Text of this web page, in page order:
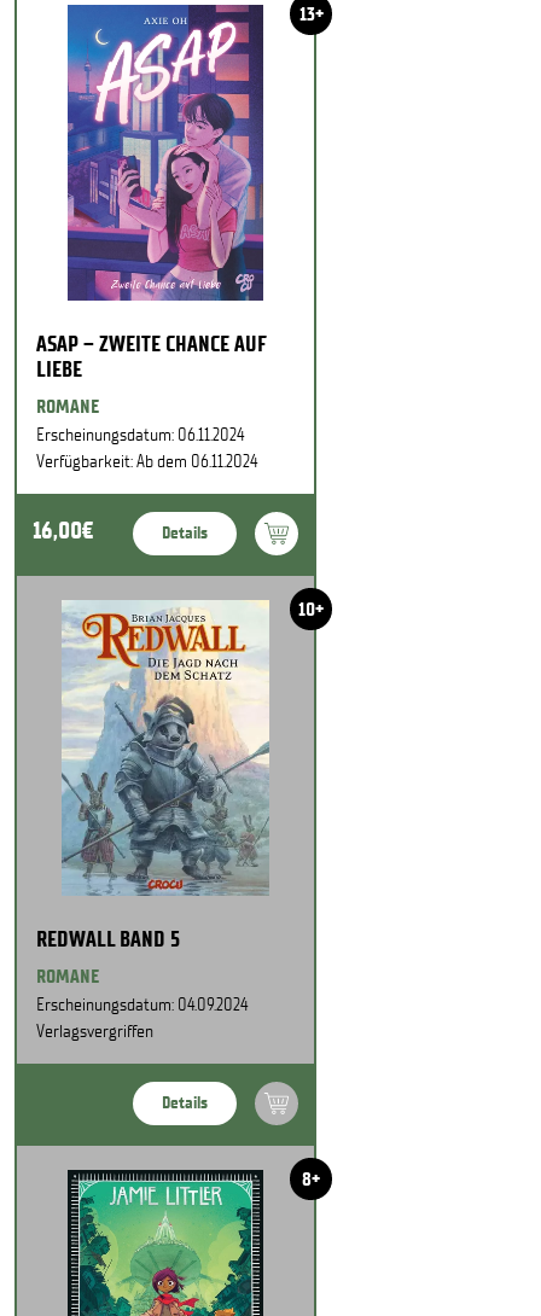
13+
ASAP – ZWEITE CHANCE AUF
LIEBE
ROMANE
Erscheinungsdatum: 06.11.2024
Verfügbarkeit: Ab dem 06.11.2024
16,00€ Details
10+
REDWALL BAND 5
ROMANE
Erscheinungsdatum: 04.09.2024
Verlagsvergriffen
Details
8+